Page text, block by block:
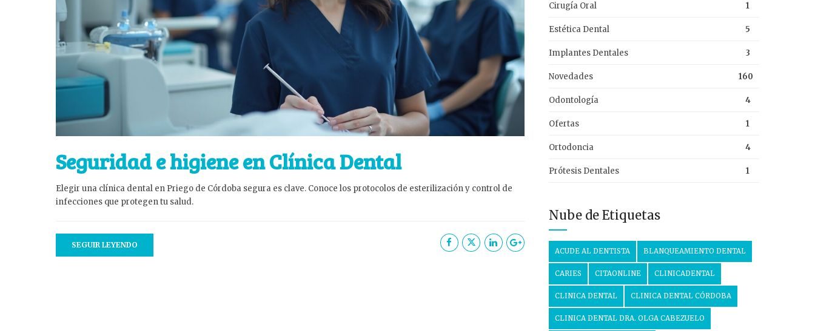
Seguridad e higiene en Clínica Dental
Elegir una clínica dental en Priego de Córdoba segura es clave. Conoce los protocolos de esterilización y control de
infecciones que protegen tu salud.
SEGUIR LEYENDO
Cirugía Oral 1
Estética Dental 5
Implantes Dentales 3
Novedades 160
Odontología 4
Ofertas 1
Ortodoncia 4
Prótesis Dentales 1
Nube de Etiquetas
ACUDE AL DENTISTA BLANQUEAMIENTO DENTAL
CARIES CITAONLINE CLINICADENTAL
CLINICA DENTAL CLINICA DENTAL CÓRDOBA
CLINICA DENTAL DRA. OLGA CABEZUELO